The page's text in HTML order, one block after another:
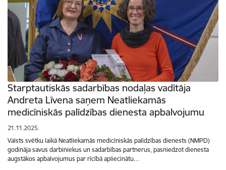
Starptautiskās sadarbības nodaļas vadītāja
Andreta Līvena saņem Neatliekamās
medicīniskās palīdzības dienesta apbalvojumu
21.11.2025.
Valsts svētku laikā Neatliekamās medicīniskās palīdzības dienests (NMPD)
godināja savus darbiniekus un sadarbības partnerus, pasniedzot dienesta
augstākos apbalvojumus par rīcībā apliecinātu…